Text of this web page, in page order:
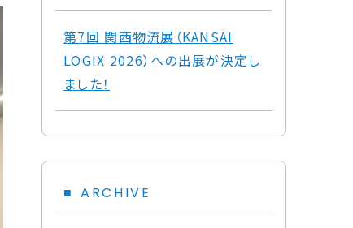
第7回 関西物流展（KANSAI
LOGIX 2026）への出展が決定し
ました！
ARCHIVE